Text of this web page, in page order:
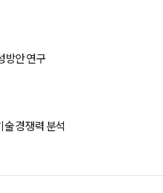
인공지능 기술·산업 생태계 육성방안 연구
경쟁력 분석